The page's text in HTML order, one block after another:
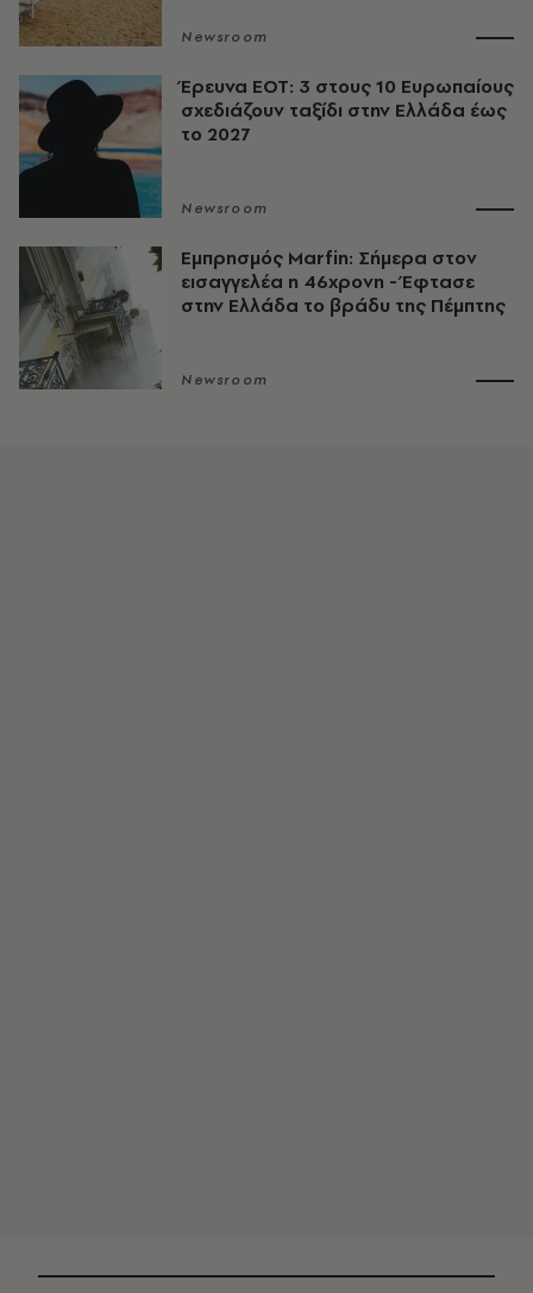
Newsroom
Έρευνα ΕΟΤ: 3 στους 10 Ευρωπαίους
σχεδιάζουν ταξίδι στην Ελλάδα έως
το 2027
Newsroom
Εμπρησμός Marfin: Σήμερα στον
εισαγγελέα η 46χρονη - Έφτασε
στην Ελλάδα το βράδυ της Πέμπτης
Newsroom